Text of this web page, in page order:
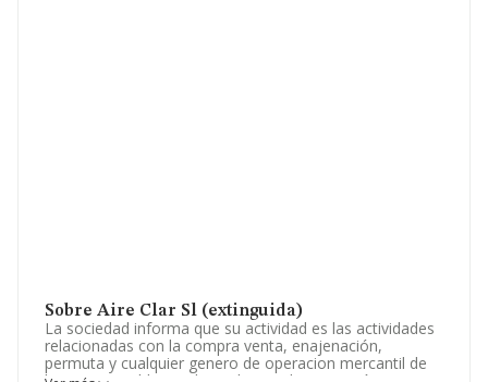
Sobre Aire Clar Sl (extinguida)
La sociedad informa que su actividad es las actividades
relacionadas con la compra venta, enajenación,
permuta y cualquier genero de operacion mercantil de